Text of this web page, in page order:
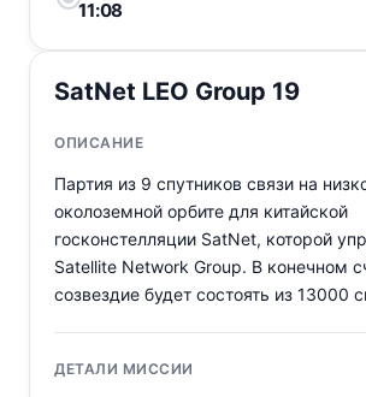
11:08
SatNet LEO Group 19
ОПИСАНИЕ
Партия из 9 спутников связи на
околоземной орбите для китайской
госконстелляции SatNet, которой
Satellite Network Group. В конечном
созвездие будет состоять из 13000
ДЕТАЛИ МИССИИ